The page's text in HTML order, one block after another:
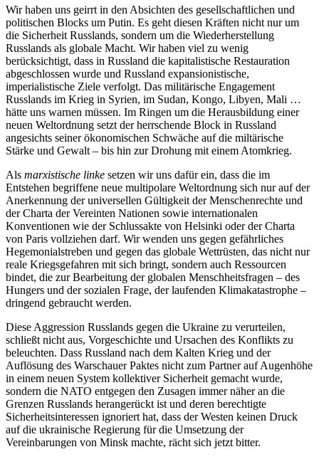
Wir haben uns geirrt in den Absichten des gesellschaftlichen und
politischen Blocks um Putin. Es geht diesen Kräften nicht nur um
die Sicherheit Russlands, sondern um die Wiederherstellung
Russlands als globale Macht. Wir haben viel zu wenig
berücksichtigt, dass in Russland die kapitalistische Restauration
abgeschlossen wurde und Russland expansionistische,
imperialistische Ziele verfolgt. Das militärische Engagement
Russlands im Krieg in Syrien, im Sudan, Kongo, Libyen, Mali …
hätte uns warnen müssen. Im Ringen um die Herausbildung einer
neuen Weltordnung setzt der herrschende Block in Russland
angesichts seiner ökonomischen Schwäche auf die miltärische
Stärke und Gewalt – bis hin zur Drohung mit einem Atomkrieg.
Als marxistische linke setzen wir uns dafür ein, dass die im
Entstehen begriffene neue multipolare Weltordnung sich nur auf der
Anerkennung der universellen Gültigkeit der Menschenrechte und
der Charta der Vereinten Nationen sowie internationalen
Konventionen wie der Schlussakte von Helsinki oder der Charta
von Paris vollziehen darf. Wir wenden uns gegen gefährliches
Hegemonialstreben und gegen das globale Wettrüsten, das nicht nur
reale Kriegsgefahren mit sich bringt, sondern auch Ressourcen
bindet, die zur Bearbeitung der globalen Menschheitsfragen – des
Hungers und der sozialen Frage, der laufenden Klimakatastrophe –
dringend gebraucht werden.
Diese Aggression Russlands gegen die Ukraine zu verurteilen,
schließt nicht aus, Vorgeschichte und Ursachen des Konflikts zu
beleuchten. Dass Russland nach dem Kalten Krieg und der
Auflösung des Warschauer Paktes nicht zum Partner auf Augenhöhe
in einem neuen System kollektiver Sicherheit gemacht wurde,
sondern die NATO entgegen den Zusagen immer näher an die
Grenzen Russlands herangerückt ist und deren berechtigte
Sicherheitsinteressen ignoriert hat, dass der Westen keinen Druck
auf die ukrainische Regierung für die Umsetzung der
Vereinbarungen von Minsk machte, rächt sich jetzt bitter.